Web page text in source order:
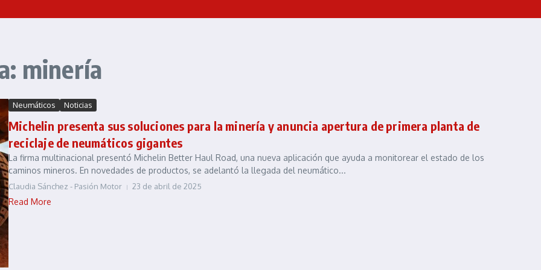
minería
Neumáticos Noticias
Michelin presenta sus soluciones para la minería y anuncia apertura de primera planta de
reciclaje de neumáticos gigantes
La firma multinacional presentó Michelin Better Haul Road, una nueva aplicación que ayuda a monitorear el estado de los
caminos mineros. En novedades de productos, se adelantó la llegada del neumático...
Claudia Sánchez - Pasión Motor 23 de abril de 2025
Read More